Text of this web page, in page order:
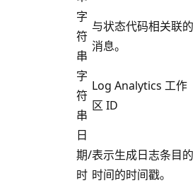
字
符
串
与状态代码相关联的
消息。
字
符
串
Log Analytics 工作
区 ID
日
期/
时
表示生成日志条目的
时间的时间戳。